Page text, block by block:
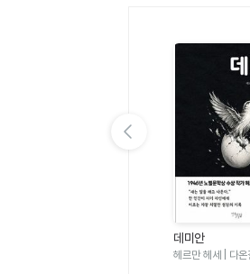
데미안
헤르만 헤세 | 다온